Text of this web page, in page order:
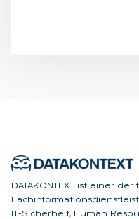
DATAKONTEXT ist einer
IT-Sicherheit, Human